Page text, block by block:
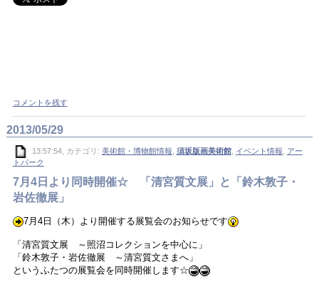
コメントを残す
2013/05/29
13:57:54, カテゴリ: 美術館・博物館情報 須坂版画美術館, イベント情報
アー
トパーク
7月4日より同時開催☆ 「清宮質文展」と「鈴木敦子・
岩佐徹展」
7月4日（木）より開催する展覧会のお知らせです
「清宮質文展 ～照沼コレクションを中心に」
「鈴木敦子・岩佐徹展 ～清宮質文さまへ」
というふたつの展覧会を同時開催します☆